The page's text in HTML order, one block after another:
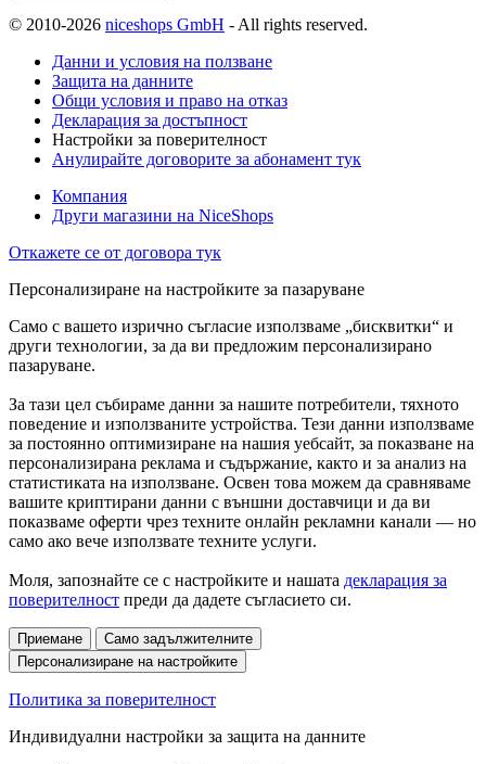
© 2010-2026 niceshops GmbH - All rights reserved.
Данни и условия на ползване
Защита на данните
Общи условия и право на отказ
Декларация за достъпност
Настройки за поверителност
Анулирайте договорите за абонамент тук
Компания
Други магазини на NiceShops
Откажете се от договора тук
Персонализиране на настройките за пазаруване
Само с вашето изрично съгласие използваме „бисквитки“ и
други технологии, за да ви предложим персонализирано
пазаруване.
За тази цел събираме данни за нашите потребители, тяхното
поведение и използваните устройства. Тези данни използваме
за постоянно оптимизиране на нашия уебсайт, за показване на
персонализирана реклама и съдържание, както и за анализ на
статистиката на използване. Освен това можем да сравняваме
вашите криптирани данни с външни доставчици и да ви
показваме оферти чрез техните онлайн рекламни канали — но
само ако вече използвате техните услуги.
Моля, запознайте се с настройките и нашата декларация за
поверителност преди да дадете съгласието си.
Приемане
Само задължителните
Персонализиране на настройките
Политика за поверителност
Индивидуални настройки за защита на данните